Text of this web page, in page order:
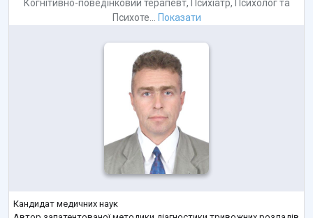
Когнітивно-поведінковий терапевт, Психіатр, Психологта
Психоте... Показати
Кандидат медичних наук